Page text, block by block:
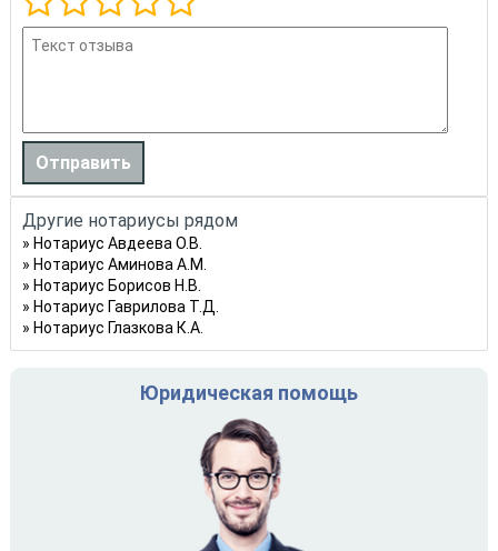
Другие нотариусы рядом
Нотариус Авдеева О.В.
Нотариус Аминова А.М.
Нотариус Борисов Н.В.
Нотариус Гаврилова Т.Д.
Нотариус Глазкова К.А.
Юридическая помощь